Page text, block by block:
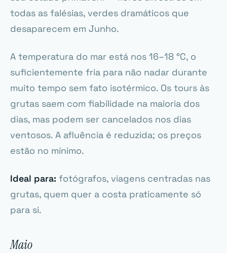
todas as falésias, verdes dramáticos que
desaparecem em Junho.
A temperatura do mar está nos 16–18 °C, o
suficientemente fria para não nadar durante
muito tempo sem fato isotérmico. Os tours às
grutas saem com fiabilidade na maioria dos
dias, mas podem ser cancelados nos dias
ventosos. A afluência é reduzida; os preços
estão no mínimo.
Ideal para: fotógrafos, viagens centradas nas
grutas, quem quer a costa praticamente só
para si.
Maio